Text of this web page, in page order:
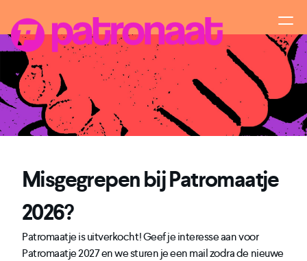
Misgegrepen bij Patromaatje
2026?
Patromaatje is uitverkocht! Geef je interesse aan voor
Patromaatje 2027 en we sturen je een mail zodra de nieuwe